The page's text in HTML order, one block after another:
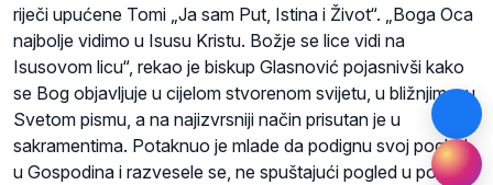
riječi upućene Tomi „Ja sam Put, Istina i Život“. „Boga Oca
najbolje vidimo u Isusu Kristu. Božje se lice vidi na
Isusovom licu“, rekao je biskup Glasnović pojasnivši kako
se Bog objavljuje u cijelom stvorenom svijetu, u bližnjima, u
Svetom pismu, a na najizvrsniji način prisutan je u
sakramentima. Potaknuo je mlade da podignu svoj pogled
u Gospodina i razvesele se, ne spuštajući pogled u pod, u